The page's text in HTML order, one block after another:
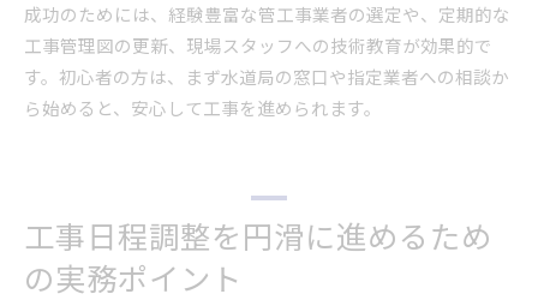
成功のためには、経験豊富な管工事業者の選定や、定期的な
工事管理図の更新、現場スタッフへの技術教育が効果的で
す。初心者の方は、まず水道局の窓口や指定業者への相談か
ら始めると、安心して工事を進められます。
工事日程調整を円滑に進めるため
の実務ポイント